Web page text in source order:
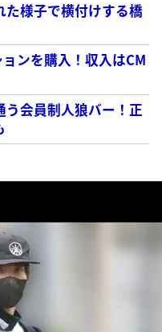
た様子で横付けする橋
ンを購入！収入はCM
会員制人狼バー！正